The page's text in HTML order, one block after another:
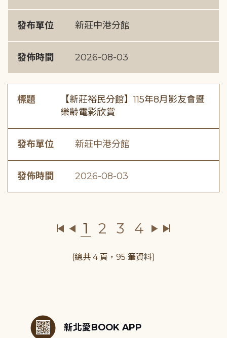
發布單位 新莊中港分館
發佈時間 2026-08-03
標題
【新莊裕民分館】115年8月影友會暨
樂齡電影欣賞
發布單位 新莊中港分館
發佈時間 2026-08-03
1 2 3 4
(總共 4 頁，95 筆資料)
新北愛BOOK APP